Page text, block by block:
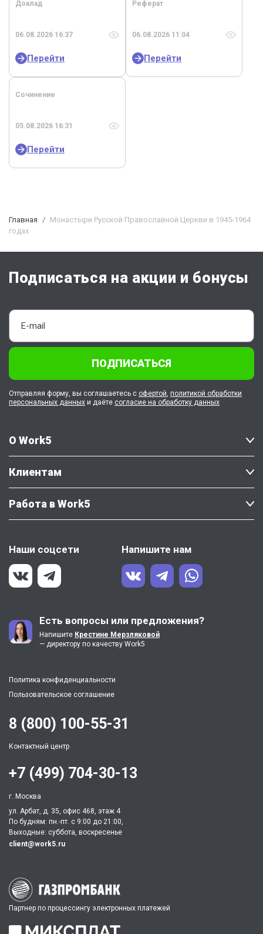
Доклад
06.08.2026 16:37
Перейти
Реферат
06.08.2026 11:04
Перейти
Сочинение
05.08.2026 16:31
Перейти
Главная
Монастыри Русской Православной Церкви в 1945-1964
годах
О Work5
Клиентам
Работа в Work5
Наши соцсети Напишите нам
Есть вопросы или предложения?
Напишите Крестине Мерзляковой
— директору по качеству Work5
Политика конфиденциальности
Пользовательское соглашение
Подписаться на акции и бонусы
ПОДПИСАТЬСЯ
Отправляя форму, вы соглашаетесь с офертой, политикой обработки
персональных данных и даёте согласие на обработку данных
Партнер по процессингу электронных платежей
8 (800) 100-55-31
Контактный центр
+7 (499) 704-30-13
г. Москва
ул. Арбат, д. 35, офис 468, этаж 4
По будням: пн.-пт. c 9:00 до 21:00,
Выходные: суббота, воскресенье
client@work5.ru